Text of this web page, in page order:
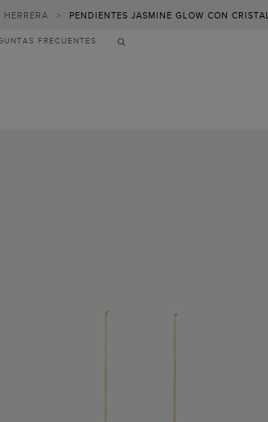
> PENDIENTES JASMINE GLOW CON CRISTAL
FRECUENTES